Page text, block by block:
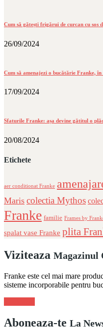
Cum să gătești frigărui de curcan cu sos
26/09/2024
Cum să amenajezi o bucătărie Franke, în
17/09/2024
Sfaturile Franke: așa devine gătitul o
20/08/2024
Etichete
aer conditionat Franke
Maris colectia Mythos
Franke familie Frames by
spalat vase Franke plita
Viziteaza Magazinul
Franke este cel mai mare
sisteme incorporabile pentru
Aboneaza-te La